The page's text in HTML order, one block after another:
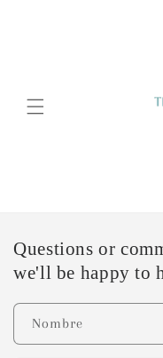
Questions or
we'll be happy to
Nombre